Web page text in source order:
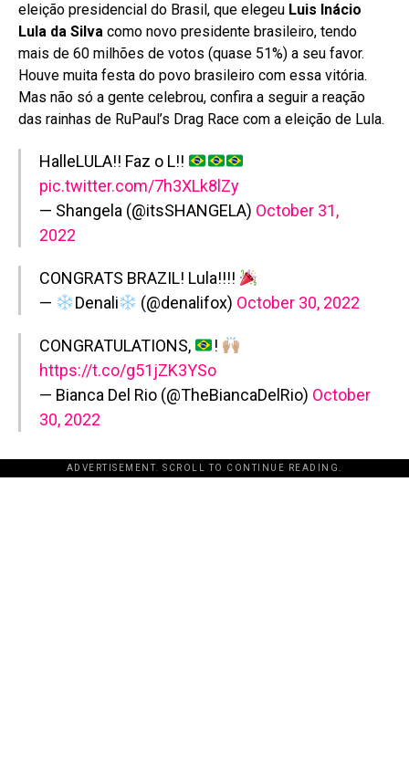
eleição presidencial do Brasil, que elegeu Luis Inácio
Lula da Silva como novo presidente brasileiro, tendo
mais de 60 milhões de votos (quase 51%) a seu favor.
Houve muita festa do povo brasileiro com essa vitória.
Mas não só a gente celebrou, confira a seguir a reação
das rainhas de RuPaul’s Drag Race com a eleição de Lula.
HalleLULA!! Faz o L!!
pic.twitter.com/7h3XLk8lZy
— Shangela (@itsSHANGELA) October 31,
2022
CONGRATS BRAZIL! Lula!!!!
—
Denali (@denalifox) October 30, 2022
CONGRATULATIONS,
!
https://t.co/g51jZK3YSo
— Bianca Del Rio (@TheBiancaDelRio) October
30, 2022
ADVERTISEMENT. SCROLL TO CONTINUE READING.